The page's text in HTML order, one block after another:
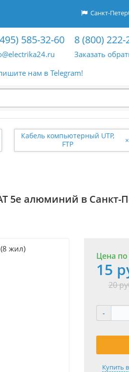
Санкт-
585-32-60 8 (800) 222-
Заказать
нам в Telegram!
Кабель компьютерный UTP,
FTP
×
5e алюминий в Санкт-
Цена
15
20
-
Купить